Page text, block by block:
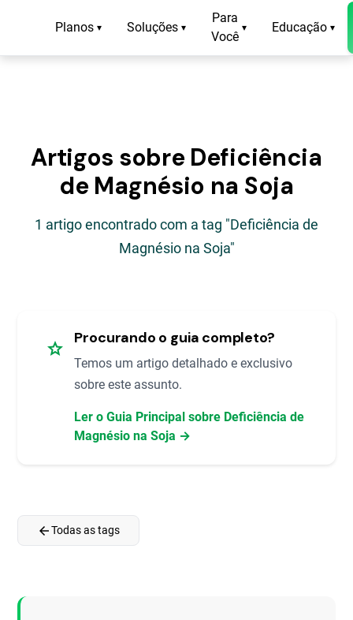
Planos ▾ Soluções ▾
Para
Você
▾ Educação ▾
Artigos sobre Deficiência
de Magnésio na Soja
1 artigo encontrado com a tag "Deficiência de
Magnésio na Soja"
star Procurando o guia completo?
Temos um artigo detalhado e exclusivo
sobre este assunto.
Ler o Guia Principal sobre Deficiência de
Magnésio na Soja →
arrow_backTodas as tags